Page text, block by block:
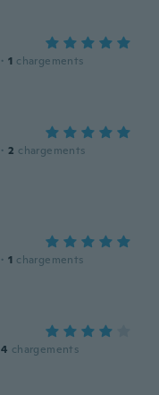
· 1 chargements
· 2 chargements
· 1 chargements
4 chargements